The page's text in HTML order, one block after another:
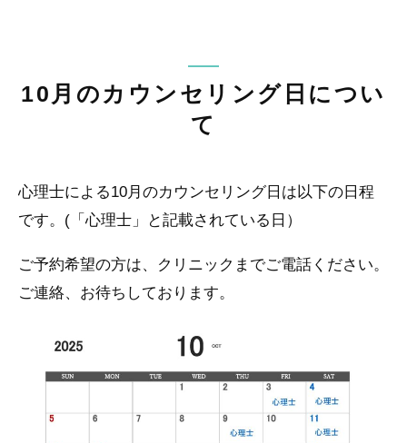
10月のカウンセリング日につい
て
心理士による10月のカウンセリング日は以下の日程
です。(「心理士」と記載されている日）
ご予約希望の方は、クリニックまでご電話ください。
ご連絡、お待ちしております。